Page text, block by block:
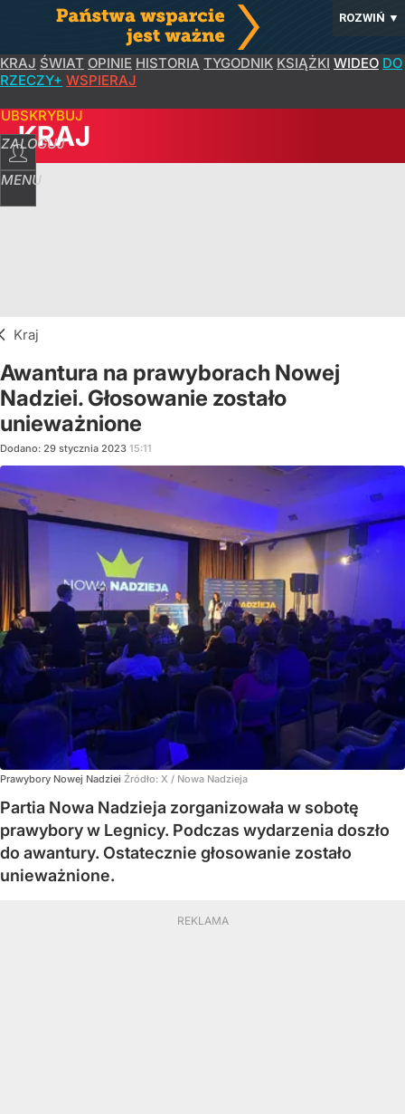
ROZWIŃ ▼
KRAJ ŚWIAT OPINIE HISTORIA TYGODNIK KSIĄŻKI WIDEO DO
RZECZY+ WSPIERAJ
ZALOGUJ
MENU
KRAJ
Kraj
Awantura na prawyborach Nowej
Nadziei. Głosowanie zostało
unieważnione
Dodano: 29 stycznia 2023 15:11
Prawybory Nowej Nadziei Źródło: X / Nowa Nadzieja
Partia Nowa Nadzieja zorganizowała w sobotę
prawybory w Legnicy. Podczas wydarzenia doszło
do awantury. Ostatecznie głosowanie zostało
unieważnione.